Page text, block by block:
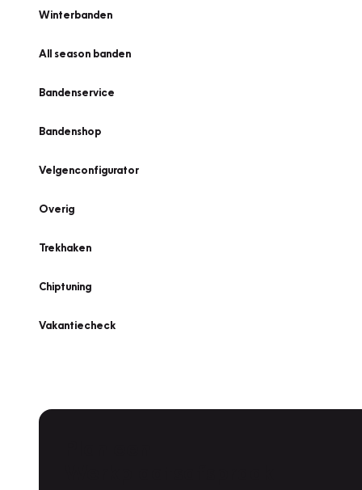
Winterbanden
All season banden
Bandenservice
Bandenshop
Velgenconfigurator
Overig
Trekhaken
Chiptuning
Vakantiecheck